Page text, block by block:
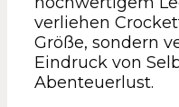
verliehen
Größe, sondern
Eindruck von
Abenteuerlust.